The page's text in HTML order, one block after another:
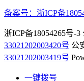
备案号： 浙ICP备
浙ICP备18054265号-3
33021202003420号 公
33021202003419号
一键拨号